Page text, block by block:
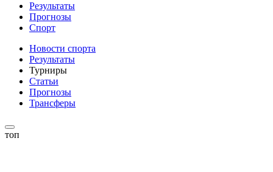
Результаты
Прогнозы
Спорт
Новости спорта
Результаты
Турниры
Статьи
Прогнозы
Трансферы
топ